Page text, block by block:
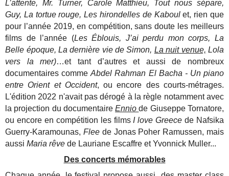
L’attente, Mr. Turner, Carole Matthieu, Tout nous sépare,
Guy, La tortue rouge, Les hirondelles de Kaboulet, rien que
pour l’année 2019, en compétition, sans doute les meilleurs
films de l’année (Les Éblouis, J’ai perdu mon corps, La
Belle époque, La dernière vie de Simon, La nuit venue, Lola
vers la mer)…et tant d’autres et aussi de nombreux
documentaires commeAbdel Rahman El Bacha - Un piano
entre Orient et Occident, ou encore des courts-métrages.
L'édition 2022 n'avait pas dérogé à la règle notamment avec
la projection du documentaire Enniode Giuseppe Tornatore,
ou encore en compétition les films I love Greece de Nafsika
Guerry-Karamounas, Fleede Jonas Poher Ramussen, mais
aussiMaria rêve de Lauriane Escaffre et Yvonnick Muller...
Des concerts mémorables